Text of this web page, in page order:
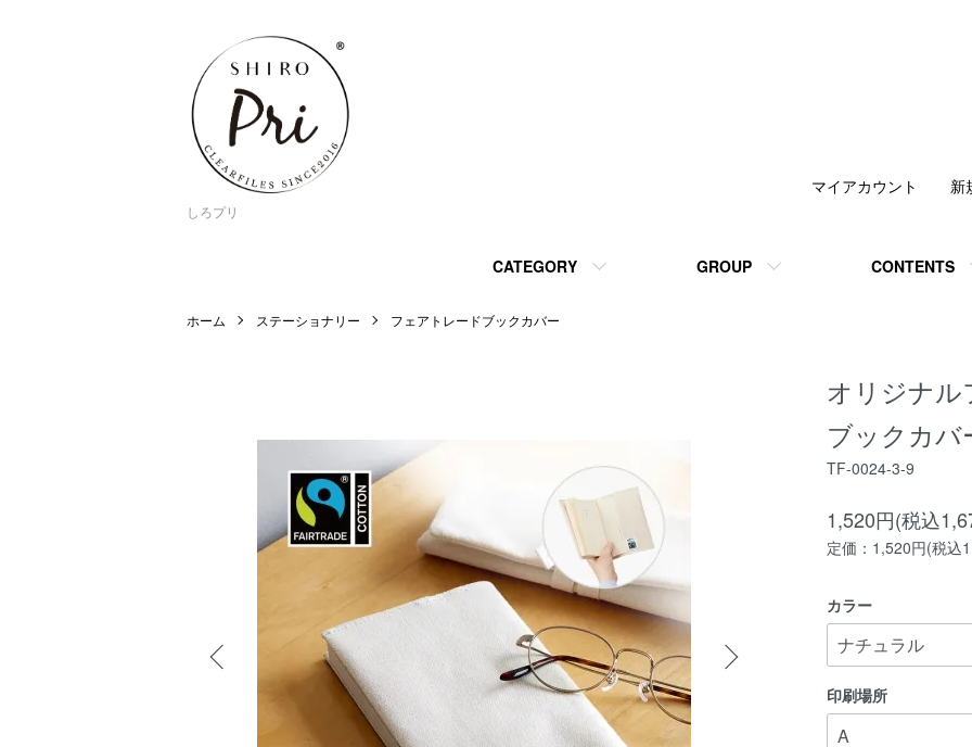
しろプリ
CATEGORY GROUP CONTENTS
マイアカウント 新
ホーム ステーショナリー フェアトレードブックカバー
オリジナル
ブックカバ
TF-0024-3-9
1,520円(税込
定価：1,520円(税込
カラー
印刷場所